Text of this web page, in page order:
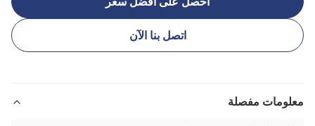
اتصل بنا الآن
معلومات مفصلة